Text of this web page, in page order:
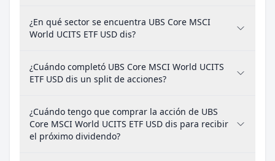
¿En qué sector se encuentra UBS Core MSCI
World UCITS ETF USD dis?
¿Cuándo completó UBS Core MSCI World UCITS
ETF USD dis un split de acciones?
¿Cuándo tengo que comprar la acción de UBS
Core MSCI World UCITS ETF USD dis para recibir
el próximo dividendo?